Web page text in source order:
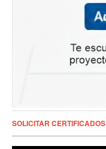
SOLICITAR CERTIFICADOS